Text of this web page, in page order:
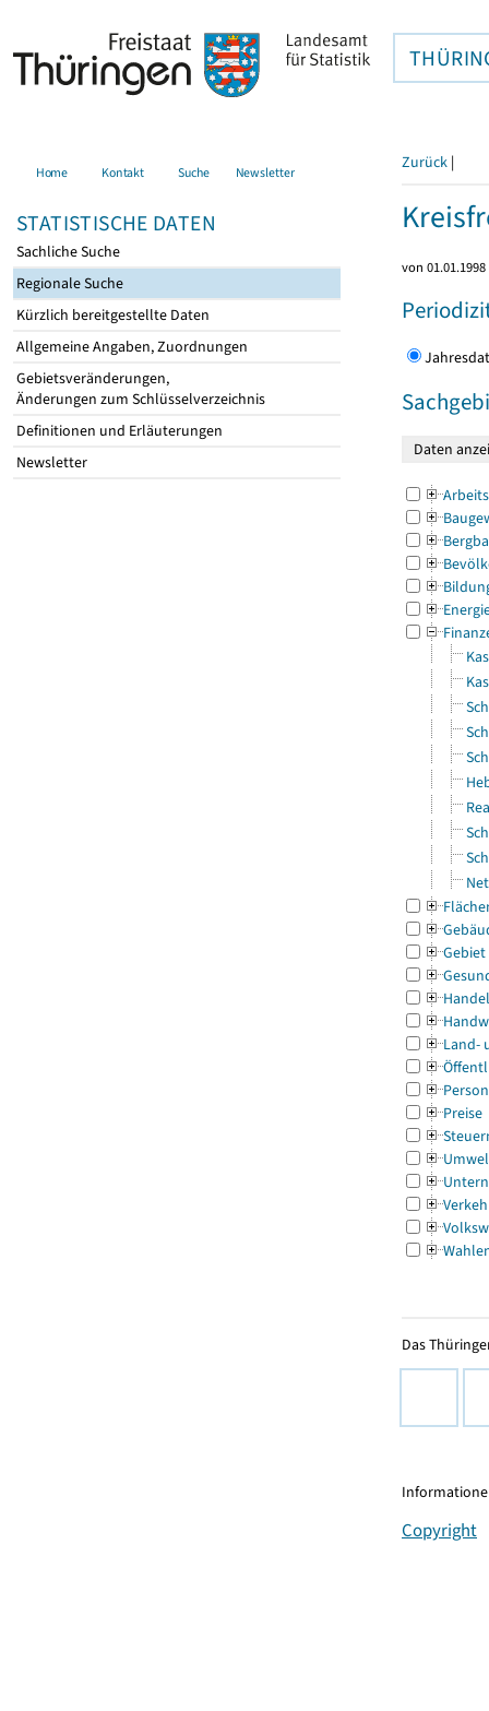
Home Kontakt Suche Newsletter
STATISTISCHE DATEN
Sachliche Suche
Regionale Suche
Kürzlich bereitgestellte Daten
Allgemeine Angaben, Zuordnungen
Gebietsveränderungen,
Änderungen zum Schlüsselverzeichnis
Definitionen und Erläuterungen
Newsletter
Zurück |
von
Gebiet
Land-
Preise
Das
Copyright